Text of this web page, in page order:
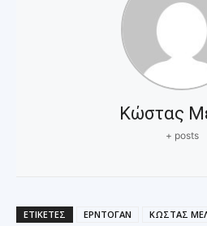
Κώστας
+ posts
ΕΤΙΚΕΤΕΣ ΕΡΝΤΟΓΑΝ ΚΩΣΤΑΣ